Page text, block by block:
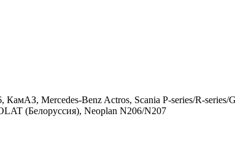
КамАЗ, Mercedes-Benz Actros, Scania P-series/R-
(Белоруссия), Neoplan N206/N207